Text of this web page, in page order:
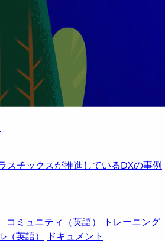
スチックスが推進しているDXの事例
コミュニティ（英語）
トレーニング
英語）
ドキュメント